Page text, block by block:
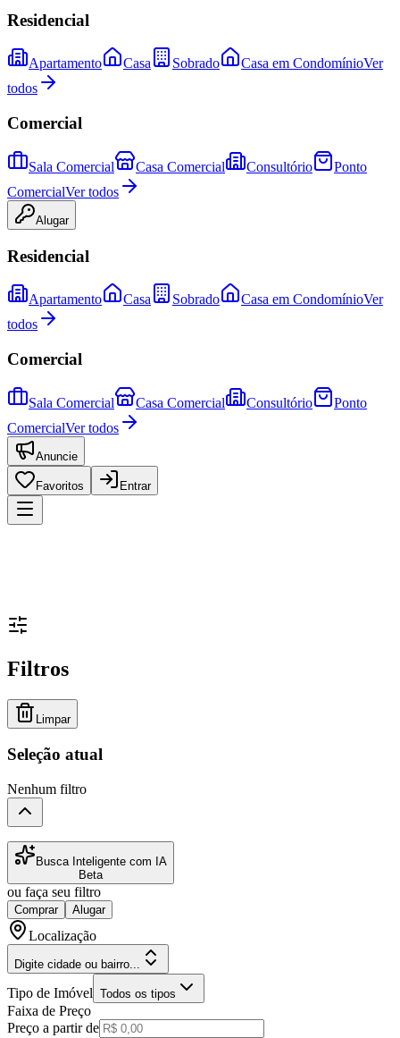
Residencial
Apartamento Casa Sobrado Casa em CondomínioVer
todos
Comercial
Sala Comercial Casa Comercial Consultório
Ponto
ComercialVer todos
Alugar
Residencial
Apartamento Casa Sobrado Casa em CondomínioVer
todos
Comercial
Sala Comercial Casa Comercial Consultório
Ponto
ComercialVer todos
Anuncie
Favoritos Entrar
Filtros
Limpar
Seleção atual
Nenhum filtro
Busca Inteligente com IA
Beta
ou faça seu filtro
Comprar Alugar
Localização
Digite cidade ou bairro...
Tipo de Imóvel Todos os tipos
Faixa de Preço
Preço a partir de